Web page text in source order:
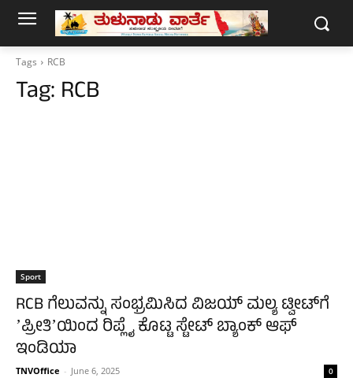
Tags RCB
Tag: RCB
Sport
RCB ಗೆಲುವನ್ನು ಸಂಭ್ರಮಿಸಿದ ವಿಜಯ್‌ ಮಲ್ಯ ಟ್ವೀಟ್‌ಗೆ
ʼಪ್ರೀತಿʼಯಿಂದ ರಿಪ್ಲೈ ಕೊಟ್ಟ ಸ್ಟೇಟ್‌ ಬ್ಯಾಂಕ್‌ ಆಫ್‌
ಇಂಡಿಯಾ
TNVOffice - June 6, 2025 0